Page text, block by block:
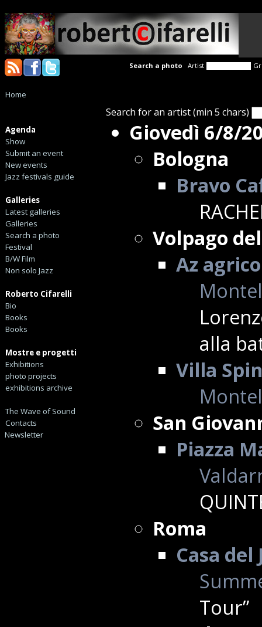
Search a photo Artist
Home
Agenda
Show
Submit an event
New events
Jazz festivals guide
Galleries
Latest galleries
Galleries
Search a photo
Festival
B/W Film
Non solo Jazz
Roberto Cifarelli
Bio
Books
Books
Mostre e progetti
Exhibitions
photo projects
exhibitions archive
The Wave of Sound
Contacts
Newsletter
Search for an artist (min 5 chars)
Giovedì 6/8/
Bologna
Bravo
Volpago
Az
alla
Villa
San
Piazza
Roma
Casa del
Tour”